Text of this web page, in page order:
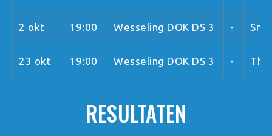
2 okt 19:00 Wesseling DOK DS 3 -
23 okt 19:00 Wesseling DOK DS 3 -
RESULTATEN